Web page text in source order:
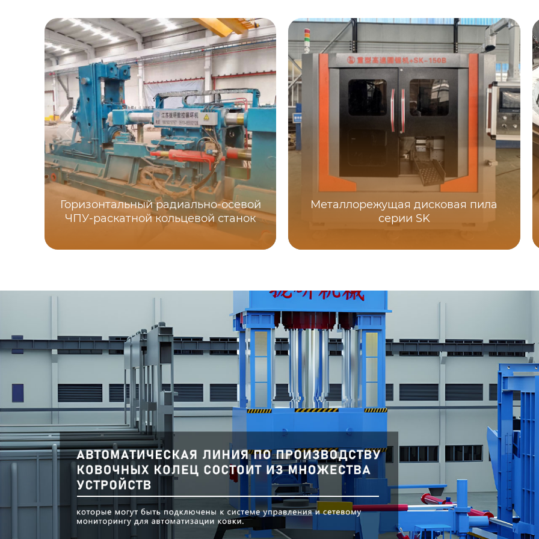
Горизонтальный радиально-осевой
ЧПУ-раскатной кольцевой станок
Металлорежущая дисковая пила
серии SK